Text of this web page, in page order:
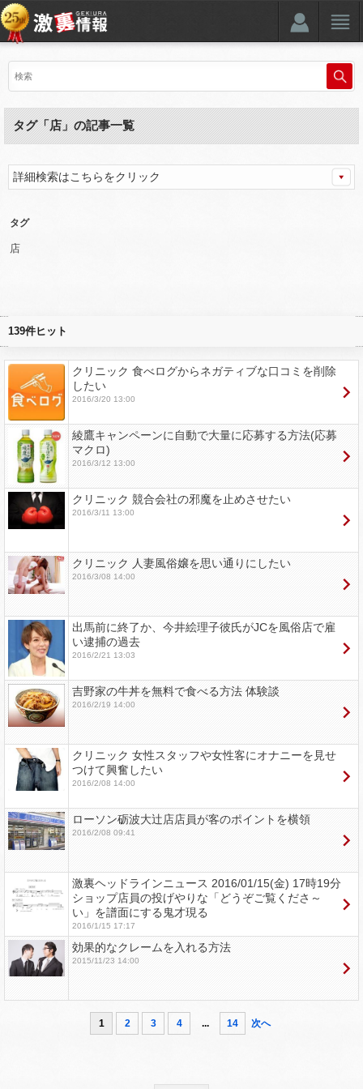
タグ「店」の記事一覧
詳細検索はこちらをクリック
タグ
店
139件ヒット
クリニック 食べログからネガティブな口コミを削除
したい
2016/3/20 13:00
綾鷹キャンペーンに自動で大量に応募する方法(応募
マクロ)
2016/3/12 13:00
クリニック 競合会社の邪魔を止めさせたい
2016/3/11 13:00
クリニック 人妻風俗嬢を思い通りにしたい
2016/3/08 14:00
出馬前に終了か、今井絵理子彼氏がJCを風俗店で雇
い逮捕の過去
2016/2/21 13:03
吉野家の牛丼を無料で食べる方法 体験談
2016/2/19 14:00
クリニック 女性スタッフや女性客にオナニーを見せ
つけて興奮したい
2016/2/08 14:00
ローソン砺波大辻店店員が客のポイントを横領
2016/2/08 09:41
激裏ヘッドラインニュース 2016/01/15(金) 17時19分
ショップ店員の投げやりな「どうぞご覧くださ～
い」を譜面にする鬼才現る
2016/1/15 17:17
効果的なクレームを入れる方法
2015/11/23 14:00
1 2 3 4 ... 14 次へ